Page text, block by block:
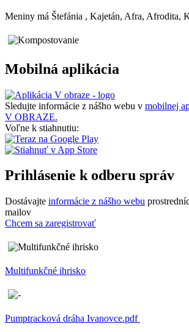
Meniny má Štefánia , Kajetán, Afra, Afrodita,
Mobilná aplikácia
Sledujte informácie z nášho webu v mobilnej
V OBRAZE.
Voľne k stiahnutiu:
Prihlásenie k odberu správ
Dostávajte informácie z nášho webu
mailov
Chcem sa zaregistrovať
Multifunkčné ihrisko
Pumptracková dráha Ivanovce.pdf